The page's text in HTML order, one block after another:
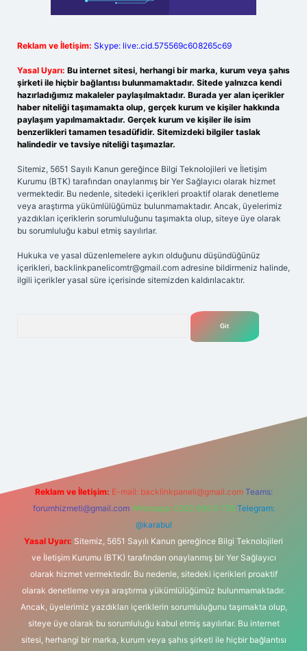
Reklam ve İletişim: Skype: live:.cid.575569c608265c69
Yasal Uyarı: Bu internet sitesi, herhangi bir marka, kurum veya şahıs
şirketi ile hiçbir bağlantısı bulunmamaktadır. Sitede yalnızca kendi
hazırladığımız makaleler paylaşılmaktadır. Burada yer alan içerikler
haber niteliği taşımamakta olup, gerçek kurum ve kişiler hakkında
paylaşım yapılmamaktadır. Gerçek kurum ve kişiler ile isim
benzerlikleri tamamen tesadüfidir. Sitemizdeki bilgiler taslak
halindedir ve tavsiye niteliği taşımazlar.
Sitemiz, 5651 Sayılı Kanun gereğince Bilgi Teknolojileri ve İletişim
Kurumu (BTK) tarafından onaylanmış bir Yer Sağlayıcı olarak hizmet
vermektedir. Bu nedenle, sitedeki içerikleri proaktif olarak denetleme
veya araştırma yükümlülüğümüz bulunmamaktadır. Ancak, üyelerimiz
yazdıkları içeriklerin sorumluluğunu taşımakta olup, siteye üye olarak
bu sorumluluğu kabul etmiş sayılırlar.
Hukuka ve yasal düzenlemelere aykırı olduğunu düşündüğünüz
içerikleri, backlinkpanelicomtr@gmail.com adresine bildirmeniz halinde,
ilgili içerikler yasal süre içerisinde sitemizden kaldırılacaktır.
Reklam ve İletişim: E-mail: backlinkpaneli@gmail.com Teams:
forumhizmeti@gmail.com Whatsapp: 0262 606 0 726 Telegram:
@karabul
Yasal Uyarı: Sitemiz, 5651 Sayılı Kanun gereğince Bilgi Teknolojileri
ve İletişim Kurumu (BTK) tarafından onaylanmış bir Yer Sağlayıcı
olarak hizmet vermektedir. Bu nedenle, sitedeki içerikleri proaktif
olarak denetleme veya araştırma yükümlülüğümüz bulunmamaktadır.
Ancak, üyelerimiz yazdıkları içeriklerin sorumluluğunu taşımakta olup,
siteye üye olarak bu sorumluluğu kabul etmiş sayılırlar. Bu internet
sitesi, herhangi bir marka, kurum veya şahıs şirketi ile hiçbir bağlantısı